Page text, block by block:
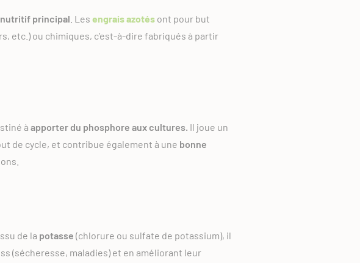
principal . Les engrais azotés ont pour but
etc.) ou chimiques, c’est-à-dire fabriqués à partir
à apporter du phosphore aux cultures. Il joue un
de cycle, et contribue également à une bonne
de la potasse (chlorure ou sulfate de potassium), il
(sécheresse, maladies) et en améliorant leur